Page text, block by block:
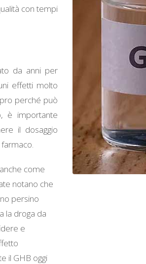
con tempi
da anni per
effetti molto
perché può
è importante
il dosaggio
come
notano che
persino
la droga da
e
il GHB oggi